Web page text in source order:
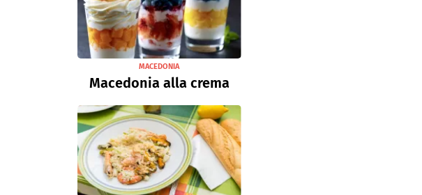
MACEDONIA
Macedonia alla crema